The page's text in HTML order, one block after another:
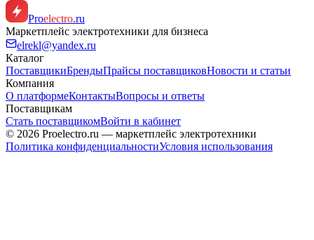
Proelectro.ru
Маркетплейс электротехники для бизнеса
elrekl@yandex.ru
Каталог
ПоставщикиБрендыПрайсы поставщиковНовости и статьи
Компания
О платформеКонтактыВопросы и ответы
Поставщикам
Стать поставщикомВойти в кабинет
© 2026 Proelectro.ru — маркетплейс электротехники
Политика конфиденциальностиУсловия использования